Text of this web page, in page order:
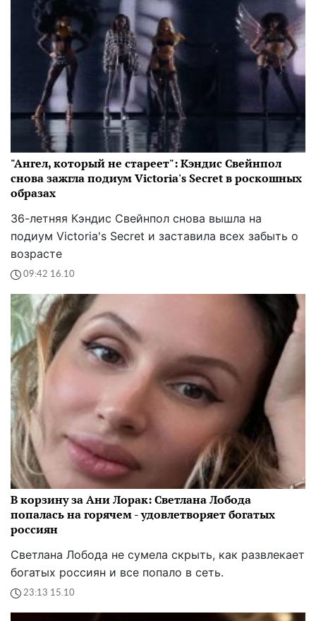
"Ангел, который не стареет": Кэндис Свейнпол
снова зажгла подиум Victoria's Secret в роскошных
образах
36-летняя Кэндис Свейнпол снова вышла на
подиум Victoria's Secret и заставила всех забыть о
возрасте
09:42 16.10
В корзину за Ани Лорак: Светлана Лобода
попалась на горячем - удовлетворяет богатых
россиян
Светлана Лобода не сумела скрыть, как развлекает
богатых россиян и все попало в сеть.
23:13 15.10